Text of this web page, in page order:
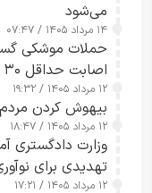
می‌شود
۱۴ مرداد ۱۴۰۵ / ۰۷:۴۷
حملات موشکی
اصابت حداقل ۳۰ موشک بالستیک+ ویدیو
۱۲ مرداد ۱۴۰۵ / ۱۹:۳۲
بیهوش کردن
۱۲ مرداد ۱۴۰۵ / ۱۸:۴۷
تهدیدی برای
۱۲ مرداد ۱۴۰۵ / ۱۷:۲۱